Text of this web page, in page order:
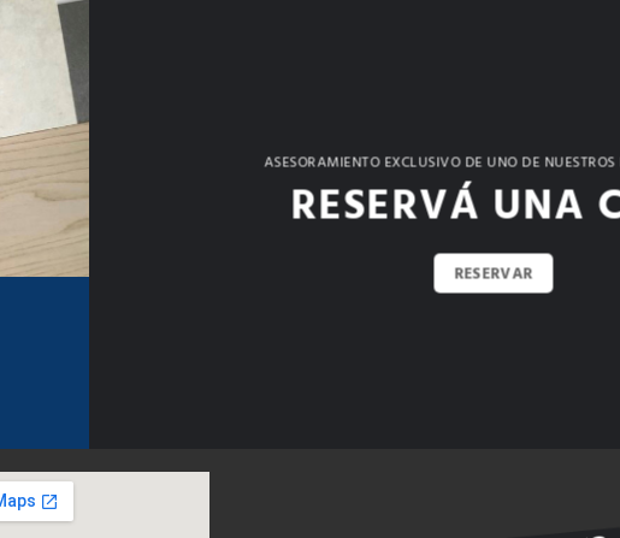
ASESORAMIENTO EXCLUSIVO DE UNO DE
RESERVÁ UNA
RESERVAR